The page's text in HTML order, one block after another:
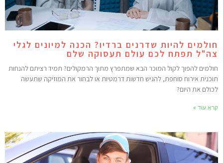
להיות שדרנים ברדיו? הכנה למיונים לגלי
תפתח לכם עולם תעסוקה שלם
להפוך לקול המוכר הבא שמתפרץ מתוך הרמקולים? תמיד רציתם להנחות
אירוח סוחפת, להגיש חדשות דרמטיות או לבחור את המוזיקה שתעשה
את היום?
עוד »